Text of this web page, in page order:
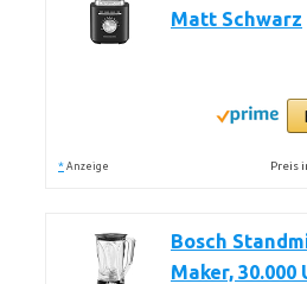
Matt Schwarz
* Anzeige Preis
Bosch
Maker, 30.000